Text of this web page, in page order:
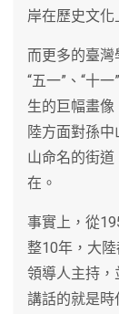
岸在歷史文化
而更多的臺
“五一”、“十
生的巨幅畫
陸方面對孫
山命名的街
在。
事實上，從
整10年，大
領導人主持，
講話的就是時